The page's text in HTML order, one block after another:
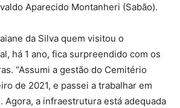
Aparecido Montanheri (Sabão).
da Silva quem visitou o
há 1 ano, fica surpreendido com os
“Assumi a gestão do Cemitério
de 2021, e passei a trabalhar em
Agora, a infraestrutura está adequada